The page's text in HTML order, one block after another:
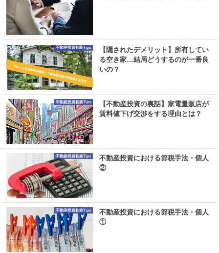
不動産投資初級Tips
【隠されたデメリット】所有してい
る空き家…結局どうするのが一番良
いの？
不動産投資初級Tips
【不動産投資の裏話】家電量販店が
賃料値下げ交渉をする理由とは？
不動産投資初級Tips
不動産投資における節税手法・個人
②
不動産投資初級Tips
不動産投資における節税手法・個人
①